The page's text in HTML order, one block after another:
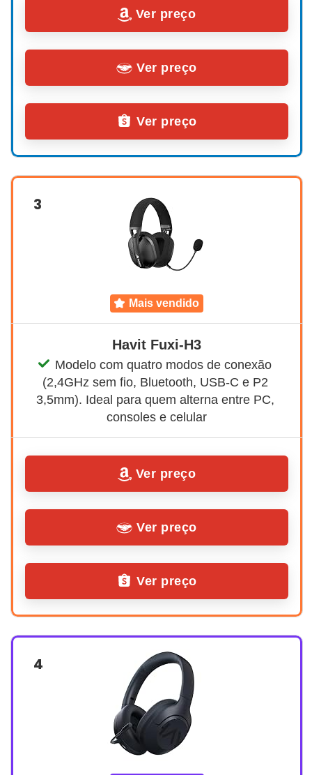
Ver preço
Ver preço
Ver preço
3
mais vendido
Havit Fuxi-H3
Modelo com quatro modos de conexão
(2,4GHz sem fio, Bluetooth, USB-C e P2
3,5mm). Ideal para quem alterna entre PC,
consoles e celular
Ver preço
Ver preço
Ver preço
4